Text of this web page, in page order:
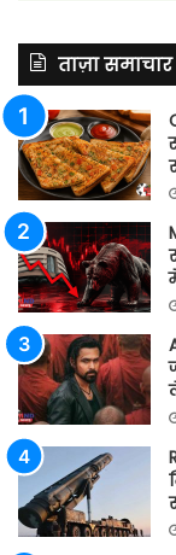
ताज़ा समाचार